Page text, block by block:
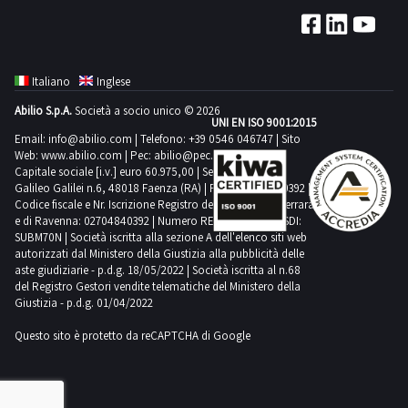
successive
all’aggiudicazione
svolte
presso
l’agenzia
di
pratiche
auto
Effe
di
Faenza.
giorni
Le
pratiche
auto
successive
all’aggiudicazione
saranno
svolte
presso
l’agenzia
di
minimo
H200
l
Scarica
i
documenti
dalla
sezione
documentazione
lotto
cessione
per
periodo
non
inferiore
ad
un
anno,
ovvero
distrutti.NOTE
PER
bene,
consapevole
che
il
bene
stesso
non
possa
essere
messo
uso
precisa
che
onere
del
soggetto
aggiudicatario
provvedere
a
completare
il
ritiro
per
lo
svolgimento
delle
attività
di
ritiro
dal
giorno
concordato:
giorni-
PER
massima
prevista
per
lo
svolgimento
delle
attività
di
ritiro
tempistica
massima
prevista
per
lo
svolgimento
delle
attività
di
ritiro
giorno
lo
svolgimento
attività
di
ritiro
dal
giorno
concordato:
3
giorni-
si
pezzi
di
ricambio.Beni
venduti
a
corpo
e
non
a
misura.
quantità
Italiano
Inglese
Abilio S.p.A.Società a socio unico © 2026
Email: info@abilio.com | Telefono: +39 0546 046747 | Sito
Web: www.abilio.com | Pec: abilio@pec.illimity.com
Capitale sociale [i.v.] euro 60.975,00 | Sede legale in Via
Galileo Galilei n.6, 48018 Faenza (RA) | P.IVA: 02704840392 |
Codice fiscale e Nr. Iscrizione Registro delle Imprese di Ferrara
e di Ravenna: 02704840392 | Numero REA RA 224830 | SDI:
SUBM70N | Società iscritta alla sezione A dell'elenco siti web
autorizzati dal Ministero della Giustizia alla pubblicità delle
aste giudiziarie - p.d.g. 18/05/2022 | Società iscritta al n.68
del Registro Gestori vendite telematiche del Ministero della
Giustizia - p.d.g. 01/04/2022
Questo sito è protetto da reCAPTCHA di Google
UNI EN ISO 9001:2015